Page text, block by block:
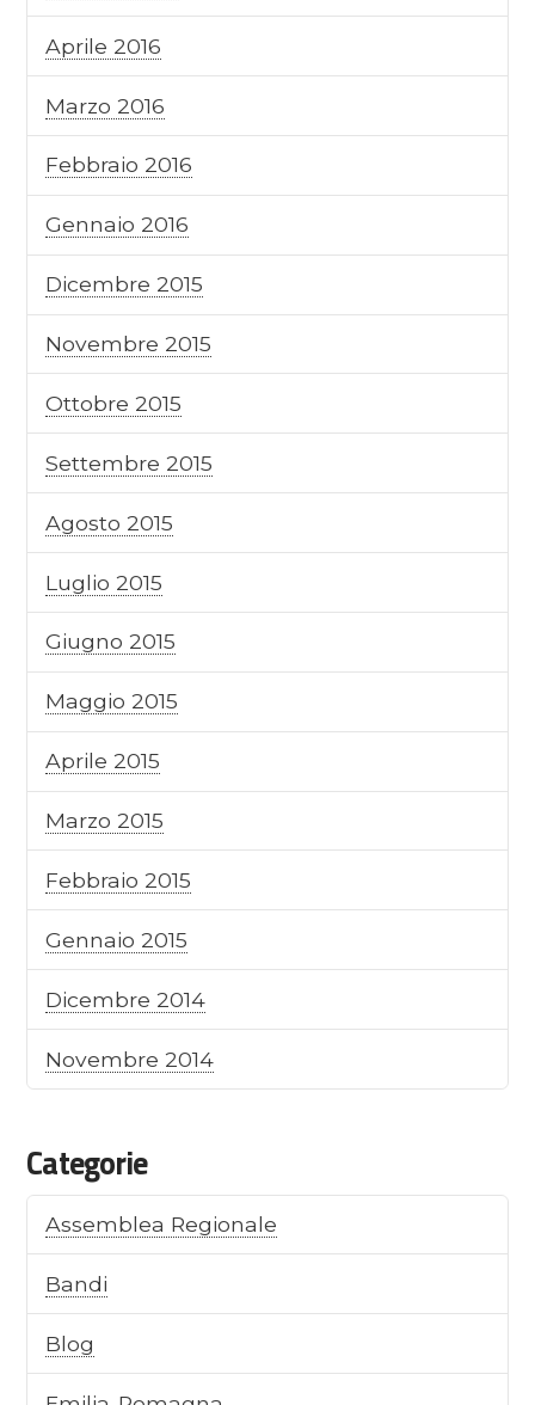
Aprile 2016
Marzo 2016
Febbraio 2016
Gennaio 2016
Dicembre 2015
Novembre 2015
Ottobre 2015
Settembre 2015
Agosto 2015
Luglio 2015
Giugno 2015
Maggio 2015
Aprile 2015
Marzo 2015
Febbraio 2015
Gennaio 2015
Dicembre 2014
Novembre 2014
Categorie
Assemblea Regionale
Bandi
Blog